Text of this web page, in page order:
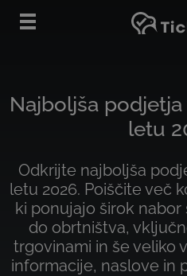
Preskoči na glavno vsebino
Najboljša podjetja
letu
Odkrijte najboljša
letu 2026. Poiščite več
ki ponujajo širok
do obrtništva,
trgovinami in še veliko
informacije, naslove in